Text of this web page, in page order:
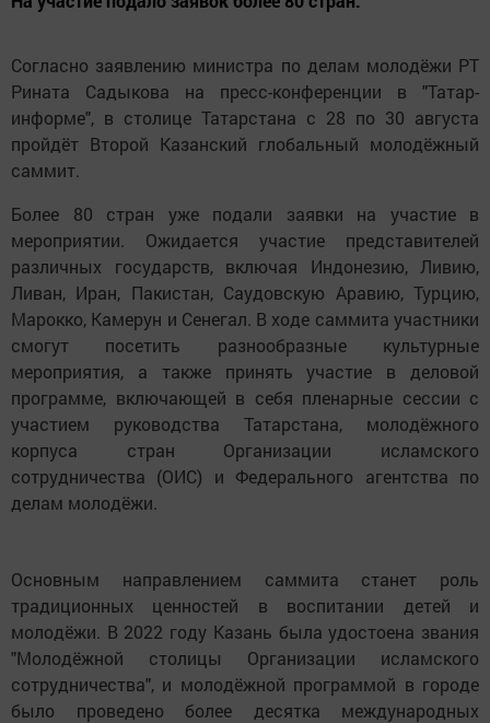
Согласно заявлению министра по делам молодёжи РТ
Рината Садыкова на пресс-конференции в "Татар-
информе", в столице Татарстана с 28 по 30 августа
пройдёт Второй Казанский глобальный молодёжный
саммит.
Более 80 стран уже подали заявки на участие в
мероприятии. Ожидается участие представителей
различных государств, включая Индонезию, Ливию,
Ливан, Иран, Пакистан, Саудовскую Аравию, Турцию,
Марокко, Камерун и Сенегал. В ходе саммита участники
смогут посетить разнообразные культурные
мероприятия, а также принять участие в деловой
программе, включающей в себя пленарные сессии с
участием руководства Татарстана, молодёжного
корпуса стран Организации исламского
сотрудничества (ОИС) и Федерального агентства по
делам молодёжи.
Основным направлением саммита станет роль
традиционных ценностей в воспитании детей и
молодёжи. В 2022 году Казань была удостоена звания
"Молодёжной столицы Организации исламского
сотрудничества", и молодёжной программой в городе
было проведено более десятка международных